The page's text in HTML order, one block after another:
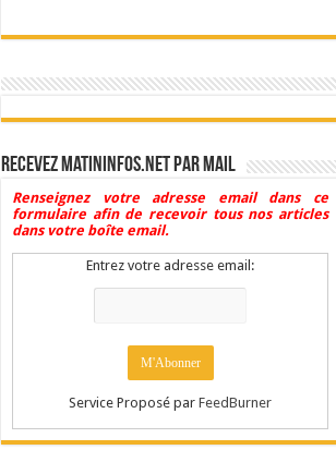
Recevez Matininfos.net par mail
Renseignez votre adresse email dans ce
formulaire afin de recevoir tous nos articles
dans votre boîte email.
Entrez votre adresse email:
Service Proposé par FeedBurner